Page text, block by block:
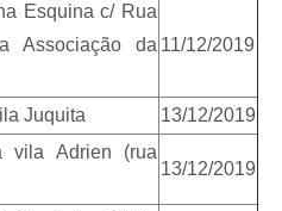
Esquina c/ Rua
Associação da 11/12/2019
Juquita
13/12/2019
vila Adrien (rua
13/12/2019